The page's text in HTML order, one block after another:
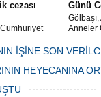
cezası
gelen
yüzünden
Günü
Anneler
İŞİNE SON
HEYECANINA